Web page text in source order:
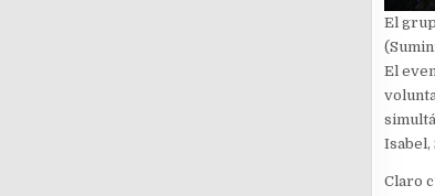
El
El
Isabel,
Claro